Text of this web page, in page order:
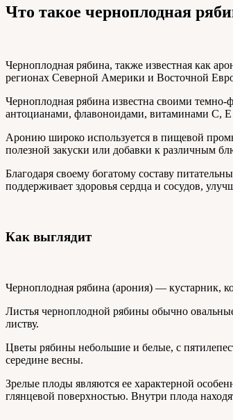
Что такое черноплодная
Черноплодная рябина, также известная как
регионах Северной Америки и Восточной
Черноплодная рябина известна своими
антоцианами, флавоноидами, витаминами C,
Аронию широко используется в пищевой
полезной закуски или добавки к различным
Благодаря своему богатому составу
поддерживает здоровья сердца и сосудов,
Как выглядит
Черноплодная рябина (арония) — кустарник,
Листья черноплодной рябины обычно
листву.
Цветы рябины небольшие и белые, с
середине весны.
Зрелые плоды являются ее характерной
глянцевой поверхностью. Внутри плода